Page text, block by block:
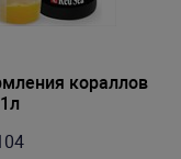
кораллов